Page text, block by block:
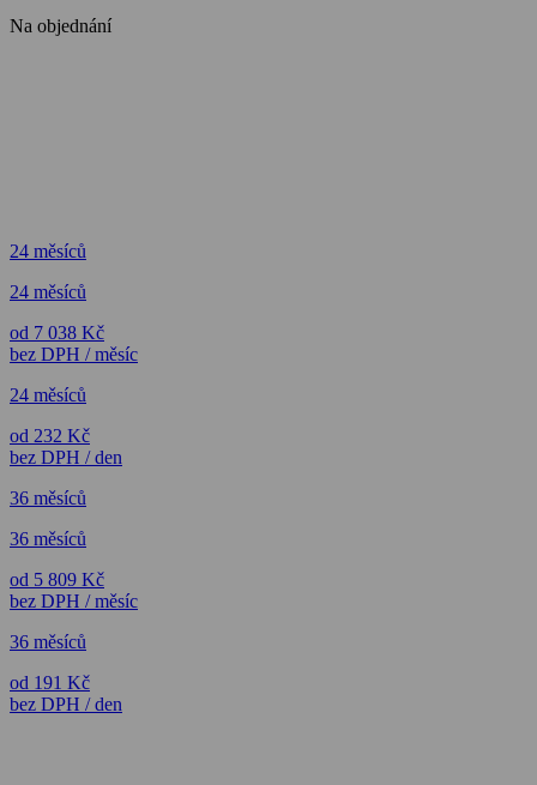
Na objednání
24 měsíců
24 měsíců
od 7 038 Kč
bez DPH / měsíc
24 měsíců
od 232 Kč
bez DPH / den
36 měsíců
36 měsíců
od 5 809 Kč
bez DPH / měsíc
36 měsíců
od 191 Kč
bez DPH / den